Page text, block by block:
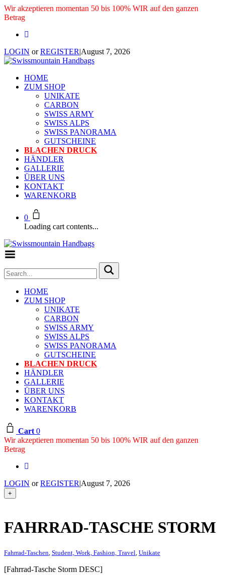
Wir akzeptieren momentan 50 bis 100% WIR auf den ganzen
Betrag
LOGIN orREGISTER|August 7, 2026
HOME
ZUM SHOP
UNIKATE
CARBON
SWISS ARMY
SWISS ALPS
SWISS PANORAMA
GUTSCHEINE
BLACHEN DRUCK
HÄNDLER
GALLERIE
ÜBER UNS
KONTAKT
WARENKORB
0
Loading cart contents...
HOME
ZUM SHOP
UNIKATE
CARBON
SWISS ARMY
SWISS ALPS
SWISS PANORAMA
GUTSCHEINE
BLACHEN DRUCK
HÄNDLER
GALLERIE
ÜBER UNS
KONTAKT
WARENKORB
Cart 0
Wir akzeptieren momentan 50 bis 100% WIR auf den ganzen
Betrag
LOGIN orREGISTER|August 7, 2026
+
FAHRRAD-TASCHE STORM
Fahrrad-Taschen Student, Work, Fashion, Travel Unikate
[Fahrrad-Tasche Storm DESC]